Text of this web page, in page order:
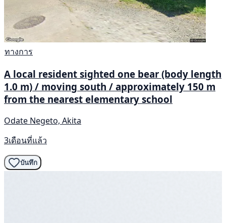
ทางการ
A local resident sighted one bear (body length
1.0 m) / moving south / approximately 150 m
from the nearest elementary school
Odate Negeto, Akita
3เดือนที่แล้ว
บันทึก